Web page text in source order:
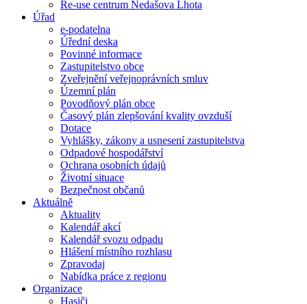
Re-use centrum Nedašova Lhota
Úřad
e-podatelna
Úřední deska
Povinné informace
Zastupitelstvo obce
Zveřejnění veřejnoprávních smluv
Územní plán
Povodňový plán obce
Časový plán zlepšování kvality ovzduší
Dotace
Vyhlášky, zákony a usnesení zastupitelstva
Odpadové hospodářství
Ochrana osobních údajů
Životní situace
Bezpečnost občanů
Aktuálně
Aktuality
Kalendář akcí
Kalendář svozu odpadu
Hlášení místního rozhlasu
Zpravodaj
Nabídka práce z regionu
Organizace
Hasiči